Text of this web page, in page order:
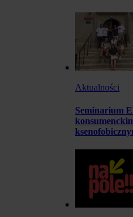
Aktualności
Seminarium